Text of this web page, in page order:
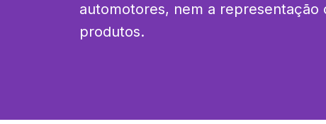
automotores, nem a representação
produtos.